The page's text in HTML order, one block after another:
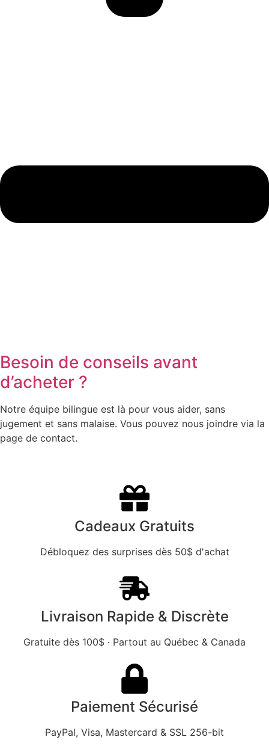
Besoin de conseils avant
d’acheter ?
Notre équipe bilingue est là pour vous aider, sans
jugement et sans malaise. Vous pouvez nous joindre via la
page de contact.
Cadeaux Gratuits
Débloquez des surprises dès 50$ d'achat
Livraison Rapide & Discrète
Gratuite dès 100$ · Partout au Québec & Canada
Paiement Sécurisé
PayPal, Visa, Mastercard & SSL 256-bit